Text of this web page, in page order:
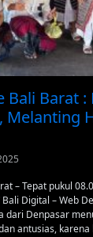
Bali Barat
Melanting
– Tepat pukul
Digital – Web
dari Denpasar
antusias, karena